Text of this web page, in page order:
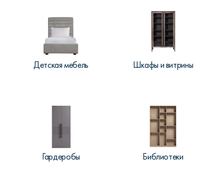
Детская мебель Шкафы и витрины
Гардеробы Библиотеки